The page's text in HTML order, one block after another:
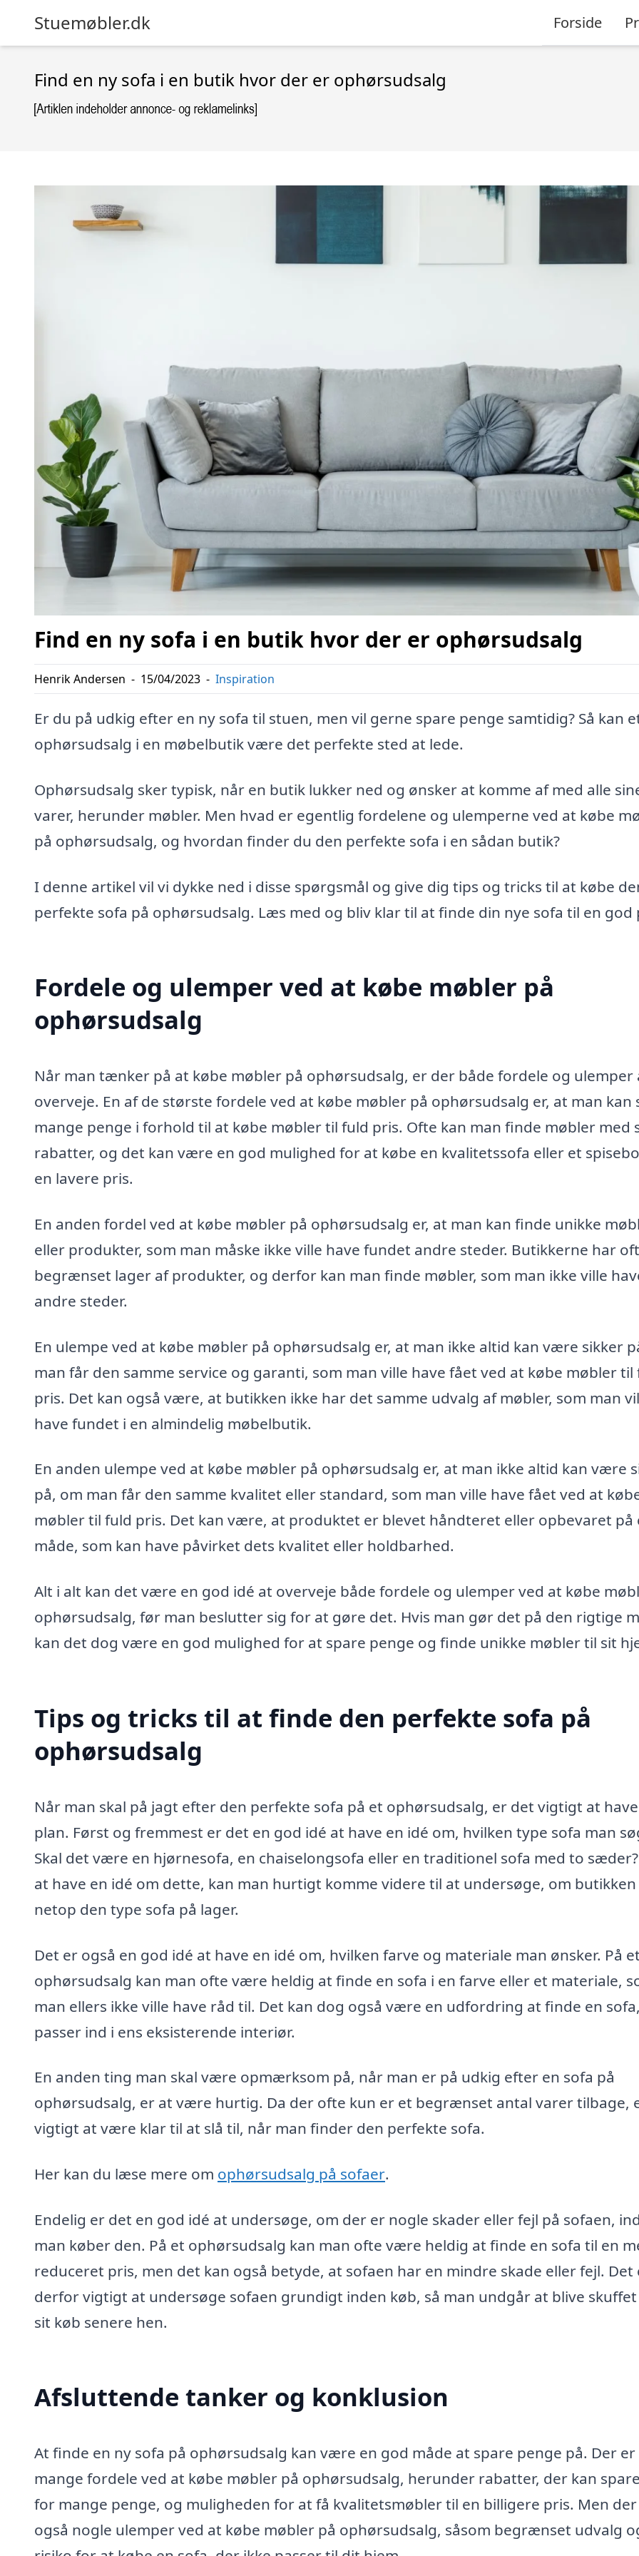
Stuemøbler.dk Forside
Find en ny sofa i en butik hvor der er ophørsudsalg
Find en ny sofa i en butik hvor der er ophørsudsalg
Henrik Andersen - 15/04/2023 - Inspiration
Er du på udkig efter en ny sofa til stuen, men vil gerne spare penge samtidig? Så kan
ophørsudsalg i en møbelbutik være det perfekte sted at lede.
Ophørsudsalg sker typisk, når en butik lukker ned og ønsker at komme af med alle
varer, herunder møbler. Men hvad er egentlig fordelene og ulemperne ved at købe
på ophørsudsalg, og hvordan finder du den perfekte sofa i en sådan butik?
I denne artikel vil vi dykke ned i disse spørgsmål og give dig tips og tricks til at købe
perfekte sofa på ophørsudsalg. Læs med og bliv klar til at finde din nye sofa til en god
Fordele og ulemper ved at købe møbler på
ophørsudsalg
Når man tænker på at købe møbler på ophørsudsalg, er der både fordele og ulemper
overveje. En af de største fordele ved at købe møbler på ophørsudsalg er, at man kan
mange penge i forhold til at købe møbler til fuld pris. Ofte kan man finde møbler med
rabatter, og det kan være en god mulighed for at købe en kvalitetssofa eller et
en lavere pris.
En anden fordel ved at købe møbler på ophørsudsalg er, at man kan finde unikke
eller produkter, som man måske ikke ville have fundet andre steder. Butikkerne har
begrænset lager af produkter, og derfor kan man finde møbler, som man ikke ville
andre steder.
En ulempe ved at købe møbler på ophørsudsalg er, at man ikke altid kan være sikker
man får den samme service og garanti, som man ville have fået ved at købe møbler til
pris. Det kan også være, at butikken ikke har det samme udvalg af møbler, som man
have fundet i en almindelig møbelbutik.
En anden ulempe ved at købe møbler på ophørsudsalg er, at man ikke altid kan være
på, om man får den samme kvalitet eller standard, som man ville have fået ved at
møbler til fuld pris. Det kan være, at produktet er blevet håndteret eller opbevaret på
måde, som kan have påvirket dets kvalitet eller holdbarhed.
Alt i alt kan det være en god idé at overveje både fordele og ulemper ved at købe
ophørsudsalg, før man beslutter sig for at gøre det. Hvis man gør det på den rigtige
kan det dog være en god mulighed for at spare penge og finde unikke møbler til sit
Tips og tricks til at finde den perfekte sofa på
ophørsudsalg
Når man skal på jagt efter den perfekte sofa på et ophørsudsalg, er det vigtigt at
plan. Først og fremmest er det en god idé at have en idé om, hvilken type sofa man
Skal det være en hjørnesofa, en chaiselongsofa eller en traditionel sofa med to sæder?
at have en idé om dette, kan man hurtigt komme videre til at undersøge, om
netop den type sofa på lager.
Det er også en god idé at have en idé om, hvilken farve og materiale man ønsker. På et
ophørsudsalg kan man ofte være heldig at finde en sofa i en farve eller et materiale,
man ellers ikke ville have råd til. Det kan dog også være en udfordring at finde en
passer ind i ens eksisterende interiør.
En anden ting man skal være opmærksom på, når man er på udkig efter en sofa på
ophørsudsalg, er at være hurtig. Da der ofte kun er et begrænset antal varer tilbage,
vigtigt at være klar til at slå til, når man finder den perfekte sofa.
Her kan du læse mere om ophørsudsalg på sofaer.
Endelig er det en god idé at undersøge, om der er nogle skader eller fejl på sofaen,
man køber den. På et ophørsudsalg kan man ofte være heldig at finde en sofa til en
reduceret pris, men det kan også betyde, at sofaen har en mindre skade eller fejl. Det
derfor vigtigt at undersøge sofaen grundigt inden køb, så man undgår at blive
sit køb senere hen.
Afsluttende tanker og konklusion
At finde en ny sofa på ophørsudsalg kan være en god måde at spare penge på. Der er
mange fordele ved at købe møbler på ophørsudsalg, herunder rabatter, der kan
for mange penge, og muligheden for at få kvalitetsmøbler til en billigere pris. Men
også nogle ulemper ved at købe møbler på ophørsudsalg, såsom begrænset udvalg